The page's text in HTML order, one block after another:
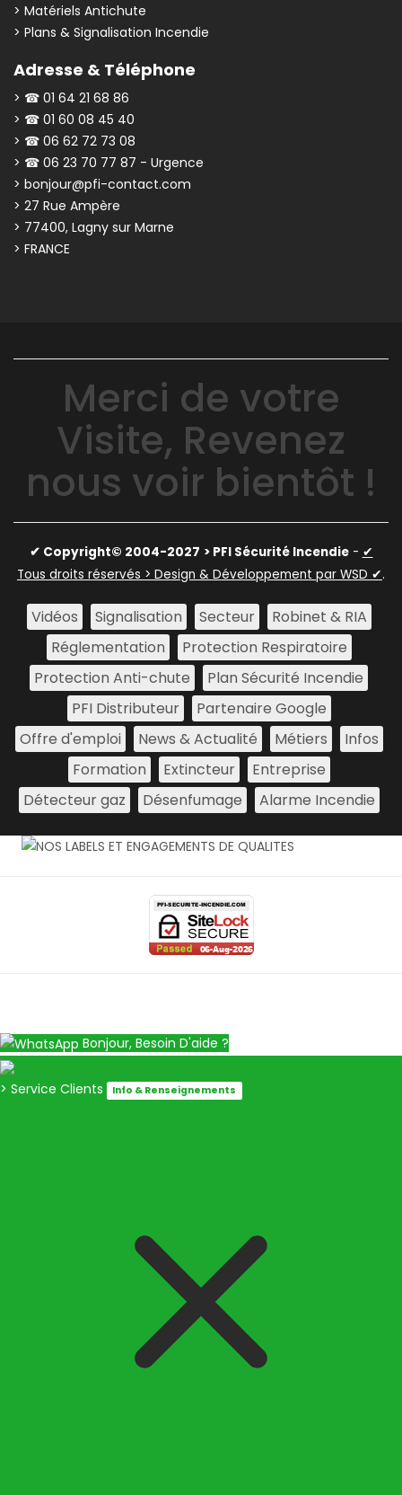
> Matériels Antichute
> Plans & Signalisation Incendie
Adresse & Téléphone
> ☎ 01 64 21 68 86
> ☎ 01 60 08 45 40
> ☎ 06 62 72 73 08
> ☎ 06 23 70 77 87 - Urgence
> bonjour@pfi-contact.com
> 27 Rue Ampère
> 77400, Lagny sur Marne
> FRANCE
Merci de votre
Visite, Revenez
nous voir bientôt !
✔ Copyright© 2004-2027 > PFI Sécurité Incendie- ✔
Tous droits réservés > Design & Développement par WSD ✔.
Vidéos Signalisation Secteur
Robinet & RIA
Réglementation
Protection Respiratoire
Protection Anti-chute
Plan Sécurité Incendie
PFI Distributeur
Partenaire Google
Offre d'emploi
News & Actualité Métiers
Infos
Formation
Extincteur
Entreprise
Détecteur gaz
Désenfumage Alarme Incendie
Bonjour, Besoin D'aide ?
> Service Clients Info & Renseignements